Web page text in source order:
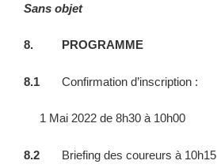
Sans objet
8. PROGRAMME
8.1 Confirmation d’inscription :
1 Mai 2022 de 8h30 à 10h00
8.2 Briefing des coureurs à 10h15